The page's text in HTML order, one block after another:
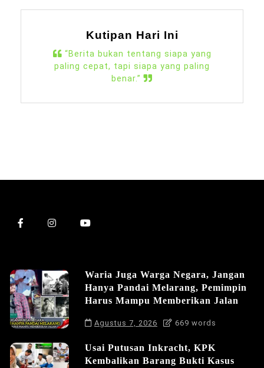
Kutipan Hari Ini
“Berita bukan tentang siapa yang
paling cepat, tapi siapa yang paling
benar.”
Waria Juga Warga Negara, Jangan
Hanya Pandai Melarang, Pemimpin
Harus Mampu Memberikan Jalan
Agustus 7, 2026 669 words
Usai Putusan Inkracht, KPK
Kembalikan Barang Bukti Kasus